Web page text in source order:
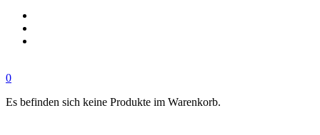
0
Es befinden sich keine Produkte im Warenkorb.